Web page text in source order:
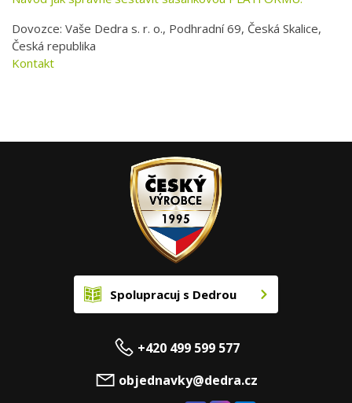
Dovozce: Vaše Dedra s. r. o., Podhradní 69, Česká Skalice,
Česká republika
Kontakt
Spolupracuj s Dedrou
+420 499 599 577
objednavky@dedra.cz